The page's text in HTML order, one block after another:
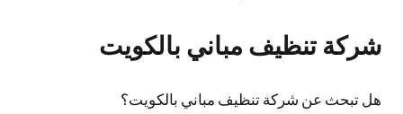
شركة تنظيف مباني بالكويت
هل تبحث عن شركة تنظيف مباني بالكويت؟